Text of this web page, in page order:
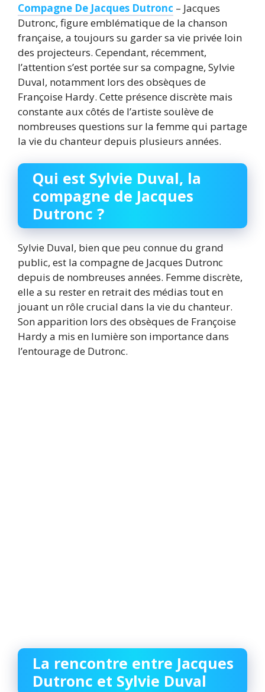
Compagne De Jacques Dutronc – Jacques
Dutronc, figure emblématique de la chanson
française, a toujours su garder sa vie privée loin
des projecteurs. Cependant, récemment,
l’attention s’est portée sur sa compagne, Sylvie
Duval, notamment lors des obsèques de
Françoise Hardy. Cette présence discrète mais
constante aux côtés de l’artiste soulève de
nombreuses questions sur la femme qui partage
la vie du chanteur depuis plusieurs années.
Qui est Sylvie Duval, la
compagne de Jacques
Dutronc ?
Sylvie Duval, bien que peu connue du grand
public, est la compagne de Jacques Dutronc
depuis de nombreuses années. Femme discrète,
elle a su rester en retrait des médias tout en
jouant un rôle crucial dans la vie du chanteur.
Son apparition lors des obsèques de Françoise
Hardy a mis en lumière son importance dans
l’entourage de Dutronc.
La rencontre entre Jacques
Dutronc et Sylvie Duval